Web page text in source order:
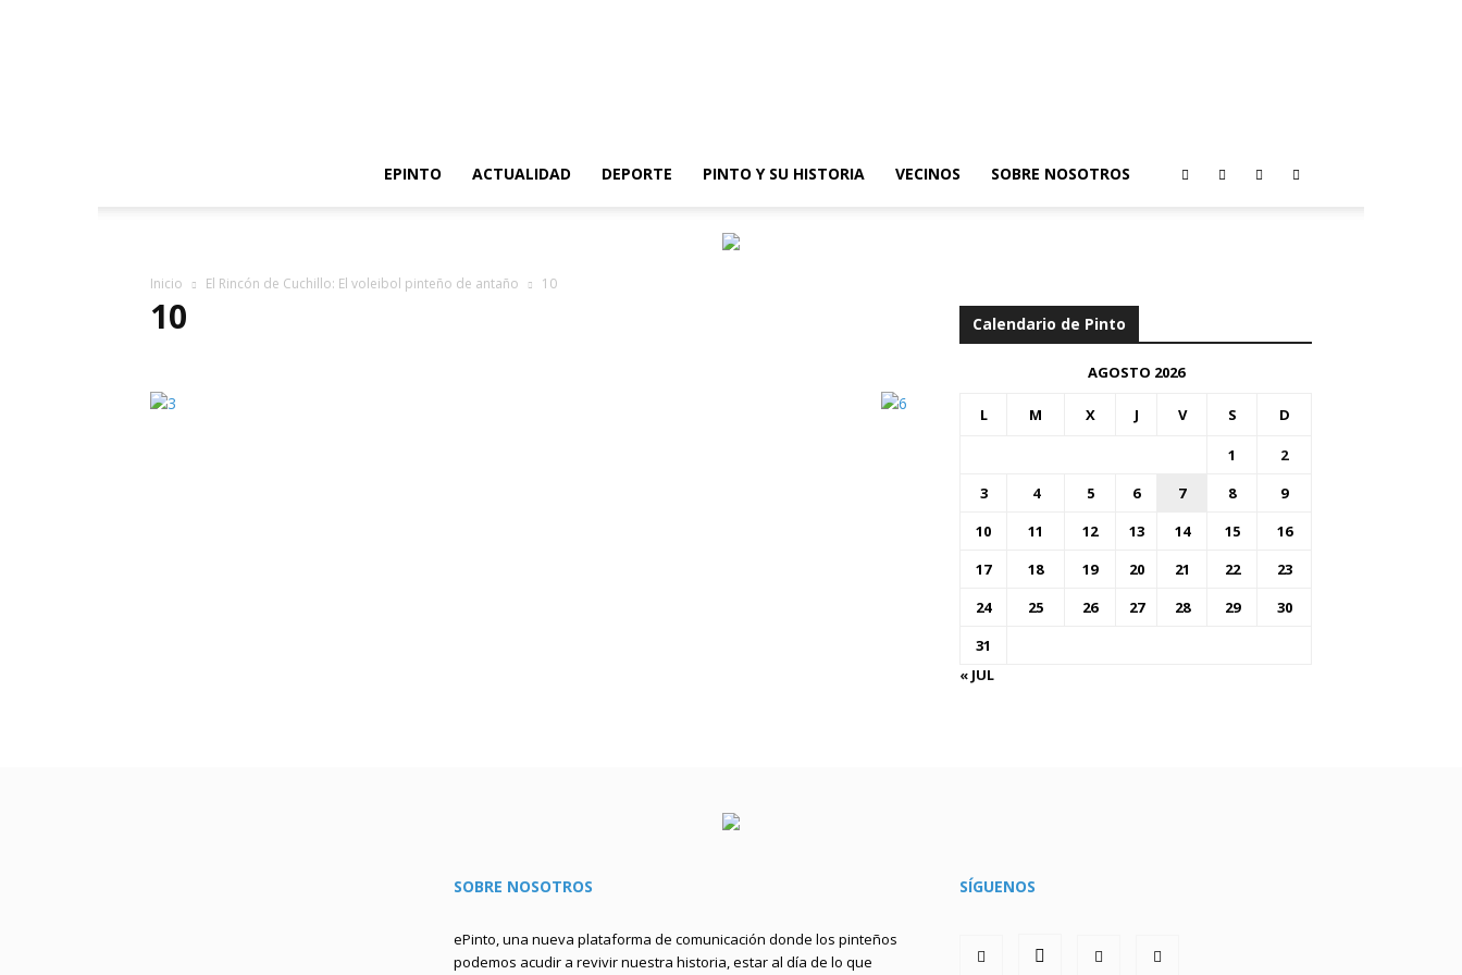
EPINTO
ACTUALIDAD DEPORTE PINTO Y SU HISTORIA VECINOS SOBRE NOSOTROS
Inicio El Rincón de Cuchillo: El voleibol pinteño de antaño 10
10 Calendario de Pinto
AGOSTO 2026
L M X J V S D
1
2
3
4 5 6 7 8
9
10
11 12 13 14 15
16
17
18 19 20 21 22
23
24
25 26 27 28 29
30
31
« JUL
SOBRE NOSOTROS
ePinto, una nueva plataforma de comunicación donde los pinteños
podemos acudir a revivir nuestra historia, estar al día de lo que
SÍGUENOS